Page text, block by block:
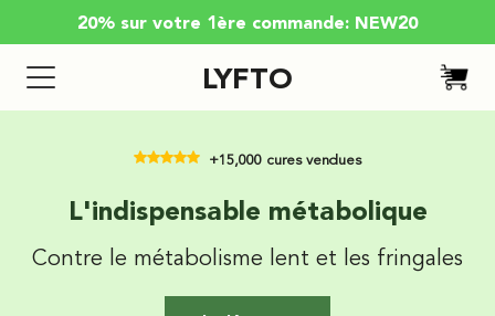
20% sur votre 1ère commande: NEW20
LYFTO
+15,000 cures vendues
L'indispensable métabolique
Contre le métabolisme lent et les fringales